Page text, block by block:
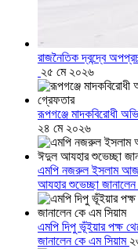
রাজনৈতিক দ্বন্দ্বে
২৫ মে ২০২৬
রূপগঞ্জে মাদকবিরোধী
২৪ মে ২০২৬
এমপি নজরুল ইসলাম
আযহার শুভেচ্ছা
এমপি দিপু ভূঁইয়ার পক্ষ
জানালেন কে এম সিয়াম